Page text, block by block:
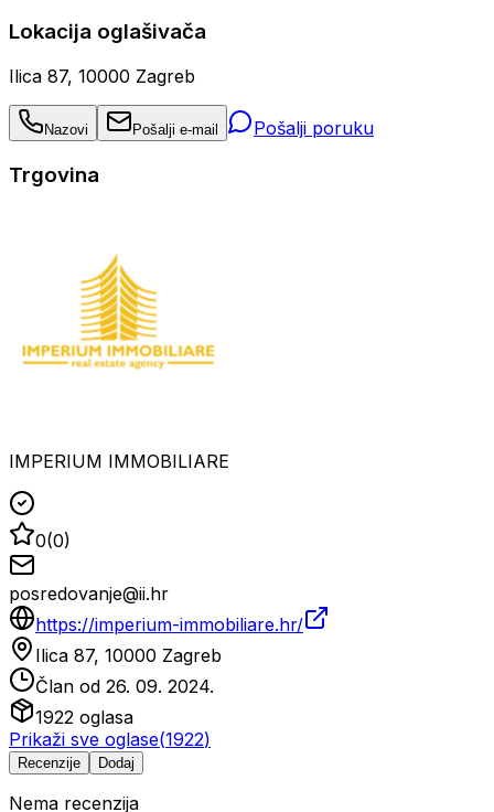
Lokacija oglašivača
Ilica 87, 10000 Zagreb
Nazovi Pošalji e-mail Pošalji poruku
Trgovina
IMPERIUM IMMOBILIARE
0(0)
posredovanje@ii.hr
https://imperium-immobiliare.hr/
Ilica 87, 10000 Zagreb
Član od 26. 09. 2024.
1922 oglasa
Prikaži sve oglase(1922)
Recenzije Dodaj
Nema recenzija